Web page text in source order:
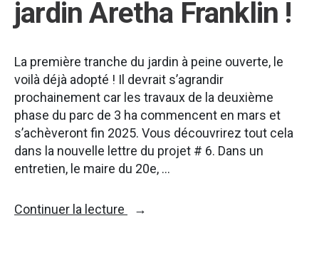
jardin Aretha Franklin !
La première tranche du jardin à peine ouverte, le
voilà déjà adopté ! Il devrait s’agrandir
prochainement car les travaux de la deuxième
phase du parc de 3 ha commencent en mars et
s’achèveront fin 2025. Vous découvrirez tout cela
dans la nouvelle lettre du projet # 6. Dans un
entretien, le maire du 20e, …
Continuer la lecture
« Un